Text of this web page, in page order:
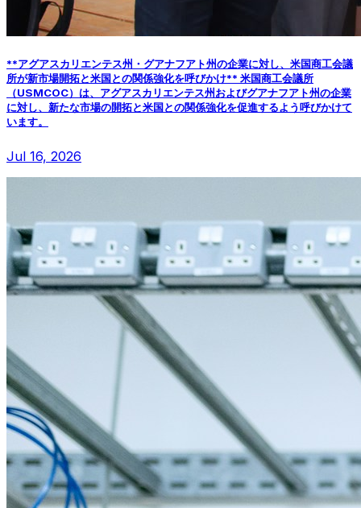
**アグアスカリエンテス州・グアナフアト州の企業に対し、米国商工会議
所が新市場開拓と米国との関係強化を呼びかけ** 米国商工会議所
（USMCOC）は、アグアスカリエンテス州およびグアナフアト州の企業
に対し、新たな市場の開拓と米国との関係強化を促進するよう呼びかけて
います。
Jul 16, 2026